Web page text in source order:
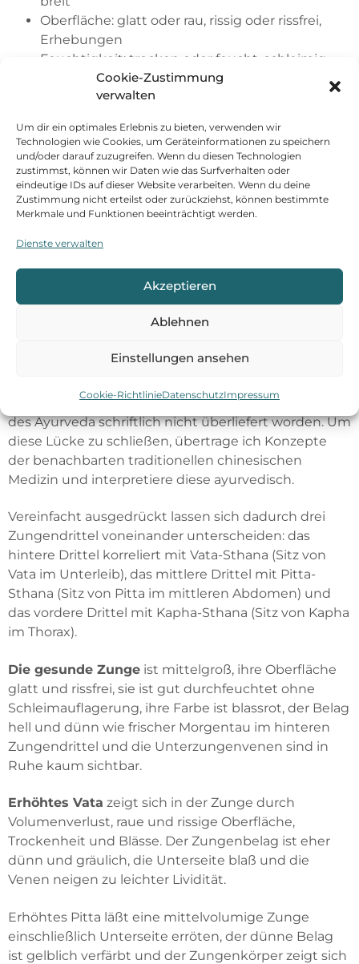
Cookie-Zustimmung
verwalten
Um dir ein optimales Erlebnis zu bieten, verwenden wir
Technologien wie Cookies, um Geräteinformationen zu speichern
und/oder darauf zuzugreifen. Wenn du diesen Technologien
zustimmst, können wir Daten wie das Surfverhalten oder
eindeutige IDs auf dieser Website verarbeiten. Wenn du deine
Zustimmung nicht erteilst oder zurückziehst, können bestimmte
Merkmale und Funktionen beeinträchtigt werden.
Dienste verwalten
Akzeptieren
Ablehnen
Einstellungen ansehen
Cookie-RichtlinieDatenschutzImpressum
Oberfläche: glatt oder rau, rissig oder rissfrei,
Erhebungen
Feuchtigkeit: trocken oder feucht, schleimig
Farbe: blassrot, blass, livide oder rötlich
Zungenbelag
Dicke: dünn, mitteldick, dick
Farbe: weißlich, gräulich, bräunlich, gelblich,
grünlich, schwärzlich
Topographie: welches Zungendrittel ist wie
belegt
Farbe: blass, livide, rötlich, gelblich
gefärbt, gestaut-gespannt-gequirlt
der Zunge ist anhand der klassischen Kompendien
des Ayurveda schriftlich nicht überliefert worden. Um
diese Lücke zu schließen, übertrage ich Konzepte
der benachbarten traditionellen chinesischen
Medizin und interpretiere diese ayurvedisch.
Vereinfacht ausgedrückt lassen sich dadurch drei
Zungendrittel voneinander unterscheiden: das
hintere Drittel korreliert mit Vata-Sthana (Sitz von
Vata im Unterleib), das mittlere Drittel mit Pitta-
Sthana (Sitz von Pitta im mittleren Abdomen) und
das vordere Drittel mit Kapha-Sthana (Sitz von Kapha
im Thorax).
Die gesunde Zunge ist mittelgroß, ihre Oberfläche
glatt und rissfrei, sie ist gut durchfeuchtet ohne
Schleimauflagerung, ihre Farbe ist blassrot, der Belag
hell und dünn wie frischer Morgentau im hinteren
Zungendrittel und die Unterzungenvenen sind in
Ruhe kaum sichtbar.
Erhöhtes Vata zeigt sich in der Zunge durch
Volumenverlust, raue und rissige Oberfläche,
Trockenheit und Blässe. Der Zungenbelag ist eher
dünn und gräulich, die Unterseite blaß und die
Venen neigen zu leichter Lividität.
Erhöhtes Pitta läßt eine mittelvolumige Zunge
einschließlich Unterseite erröten, der dünne Belag
ist gelblich verfärbt und der Zungenkörper zeigt sich